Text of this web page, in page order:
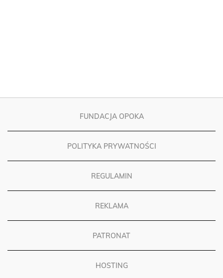
FUNDACJA OPOKA
POLITYKA PRYWATNOŚCI
REGULAMIN
REKLAMA
PATRONAT
HOSTING